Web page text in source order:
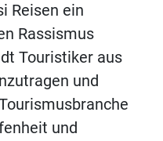
Reisen ein
Rassismus
Touristiker aus
und
und